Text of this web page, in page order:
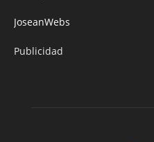
JoseanWebs
Publicidad